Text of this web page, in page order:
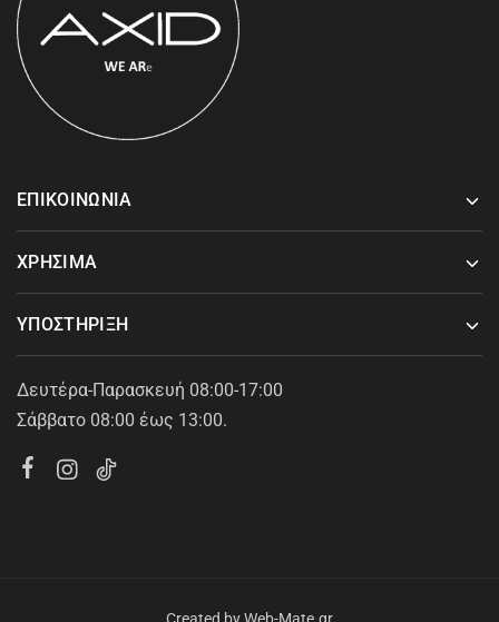
ΕΠΙΚΟΙΝΩΝΙΑ
ΧΡΗΣΙΜΑ
ΥΠΟΣΤΗΡΙΞΗ
Δευτέρα-Παρασκευή 08:00-17:00
Σάββατο 08:00 έως 13:00.